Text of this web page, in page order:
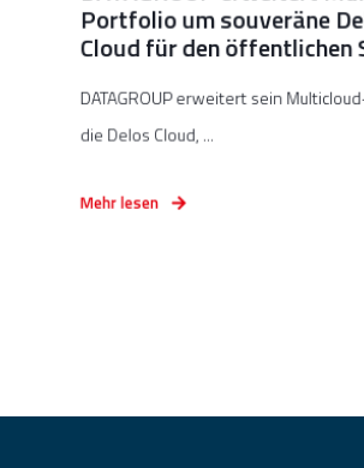
Portfolio um souveräne
Cloud für den öffentlichen
DATAGROUP erweitert sein
die Delos Cloud, ...
Mehr lesen